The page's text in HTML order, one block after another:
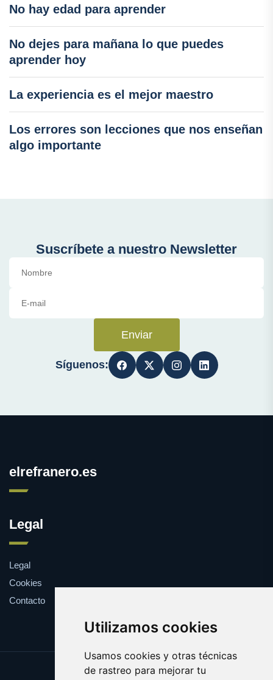
Utilizamos cookies
Usamos cookies y otras técnicas
de rastreo para mejorar tu
No hay edad para aprender
No dejes para mañana lo que puedes
aprender hoy
La experiencia es el mejor maestro
Los errores son lecciones que nos enseñan
algo importante
Suscríbete a nuestro Newsletter
Enviar
Síguenos:
elrefranero.es
Legal
Legal
Cookies
Contacto
Update cookies preferences